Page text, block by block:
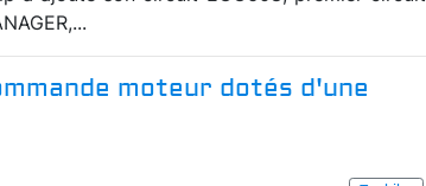
moteur dotés d'une